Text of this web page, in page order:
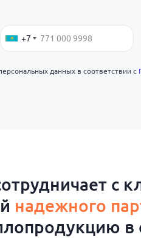
+7
данных в соответствии с
с
надежного
в